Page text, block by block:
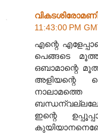
വികടശിരോമണി
11:43:00 PM
എന്റെ
പെങ്ങടെ
ഒബാമാന്റെ
അളിയന്റെ
ഇന്റെ